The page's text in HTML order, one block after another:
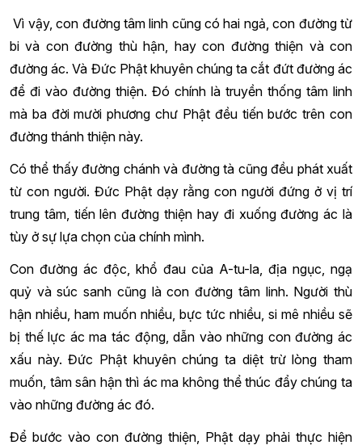
Vì vậy, con đường tâm linh cũng có hai ngả, con đường từ
bi và con đường thù hận, hay con đường thiện và con
đường ác. Và Đức Phật khuyên chúng ta cắt đứt đường ác
để đi vào đường thiện. Đó chính là truyền thống tâm linh
mà ba đời mười phương chư Phật đều tiến bước trên con
đường thánh thiện này.
Có thể thấy đường chánh và đường tà cũng đều phát xuất
từ con người. Đức Phật dạy rằng con người đứng ở vị trí
trung tâm, tiến lên đường thiện hay đi xuống đường ác là
tùy ở sự lựa chọn của chính mình.
Con đường ác độc, khổ đau của A-tu-la, địa ngục, ngạ
quỷ và súc sanh cũng là con đường tâm linh. Người thù
hận nhiều, ham muốn nhiều, bực tức nhiều, si mê nhiều sẽ
bị thế lực ác ma tác động, dẫn vào những con đường ác
xấu này. Đức Phật khuyên chúng ta diệt trừ lòng tham
muốn, tâm sân hận thì ác ma không thể thúc đẩy chúng ta
vào những đường ác đó.
Để bước vào con đường thiện, Phật dạy phải thực hiện